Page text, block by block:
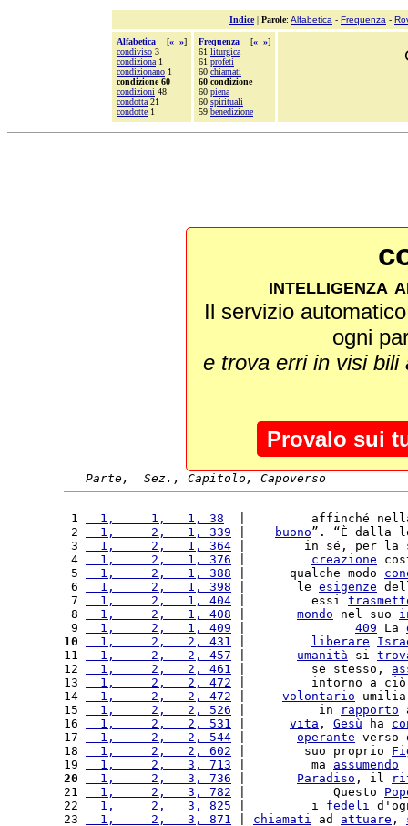
Indice| Parole: Alfabetica - Frequenza -
Alfabetica [« »]
condiviso 3
condiziona 1
condizionano 1
condizione 60
condizioni 48
condotta 21
condotte 1
Frequenza [« »]
61 liturgica
61 profeti
60 chiamati
60 condizione
60 piena
60 spirituali
59 benedizione
intelligenza
Il servizio
ogni
e trova erri in visi
Provalo sui
Parte,  Sez., Capitolo, Capoverso
1
  1,     1,   1, 38
|         affinché
2
  1,     2,   1, 339
buono”. “È dalla
3
  1,     2,   1, 364
|        in sé, per la
4
  1,     2,   1, 376
creazione
5
  1,     2,   1, 388
|      qualche modo
6
  1,     2,   1, 398
|       le esigenze
7
  1,     2,   1, 404
|         essi
8
  1,     2,   1, 408
mondo nel suo
9
  1,     2,   1, 409
409 La
10
  1,     2,   2, 431
liberare
11
  1,     2,   2, 457
umanità si
12
  1,     2,   2, 461
|         se stesso,
13
  1,     2,   2, 472
|         intorno a ciò
14
  1,     2,   2, 472
volontario
15
  1,     2,   2, 526
|          in rapporto
16
  1,     2,   2, 531
vita , Gesù ha
17
  1,     2,   2, 544
operante
18
  1,     2,   2, 602
|        suo proprio
19
  1,     2,   3, 713
|         ma assumendo
20
  1,     2,   3, 736
Paradiso , il
21
  1,     2,   3, 782
|            Questo
22
  1,     2,   3, 825
|         i fedeli
23
  1,     2,   3, 871
chiamati ad attuare ,